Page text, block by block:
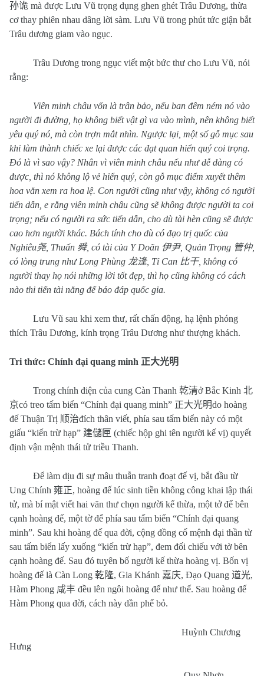
孙诡 mà được Lưu Vũ trọng dụng ghen ghét Trâu Dương, thừa
cơ thay phiên nhau dâng lời sàm. Lưu Vũ trong phút tức giận bắt
Trâu dương giam vào ngục.
Trâu Dương trong ngục viết một bức thư cho Lưu Vũ, nói
rằng:
Viên minh châu vốn là trân bảo, nếu ban đêm ném nó vào
người đi đường, họ không biết vật gì va vào mình, nên không biết
yêu quý nó, mà còn trợn mắt nhìn. Ngược lại, một số gỗ mục sau
khi làm thành chiếc xe lại được các đạt quan hiển quý coi trọng.
Đó là vì sao vậy? Nhân vì viên minh châu nếu như dễ dàng có
được, thì nó không lộ vẻ hiển quý, còn gỗ mục điểm xuyết thêm
hoa văn xem ra hoa lệ. Con người cũng như vậy, không có người
tiến dẫn, e rằng viên minh châu cũng sẽ không được người ta coi
trọng; nếu có người ra sức tiến dẫn, cho dù tài hèn cũng sẽ được
cao hơn người khác. Bách tính cho dù có đạo trị quốc của
Nghiêu尧, Thuấn 舜, có tài của Y Doãn 伊尹, Quản Trọng 管仲,
có lòng trung như Long Phùng 龙逢, Tỉ Can 比干, không có
người thay họ nói những lời tốt đẹp, thì họ cũng không có cách
nào thi tiển tài năng để báo đáp quốc gia.
Lưu Vũ sau khi xem thư, rất chấn động, hạ lệnh phóng
thích Trâu Dương, kính trọng Trâu Dương như thượng khách.
Tri thức: Chính đại quang minh 正大光明
Trong chính điện của cung Càn Thanh 乾清ở Bắc Kinh 北
京có treo tấm biển “Chính đại quang minh” 正大光明do hoàng
đế Thuận Trị 顺治đích thân viết, phía sau tấm biển này có một
giấu “kiến trừ hạp” 建儲匣 (chiếc hộp ghi tên người kế vị) quyết
định vận mệnh thái tử triều Thanh.
Để làm dịu đi sự mâu thuẫn tranh đoạt đế vị, bắt đầu từ
Ung Chính 雍正, hoàng đế lúc sinh tiền không công khai lập thái
tử, mà bí mật viết hai văn thư chọn người kế thừa, một tở để bên
cạnh hoàng đế, một tờ để phía sau tấm biển “Chính đại quang
minh”. Sau khi hoàng đế qua đời, cộng đồng cố mệnh đại thần từ
sau tấm biển lấy xuống “kiến trừ hạp”, đem đối chiếu với tờ bên
cạnh hoàng đế. Sau đó tuyên bố người kế thừa hoàng vị. Bốn vị
hoàng đế là Càn Long 乾隆, Gia Khánh 嘉庆, Đạo Quang 道光,
Hàm Phong 咸丰 đều lên ngôi hoàng đế như thế. Sau hoàng đế
Hàm Phong qua đời, cách này dần phế bỏ.
Huỳnh Chương
Hưng